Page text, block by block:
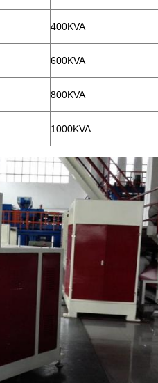
400KVA
600KVA
800KVA
1000KVA